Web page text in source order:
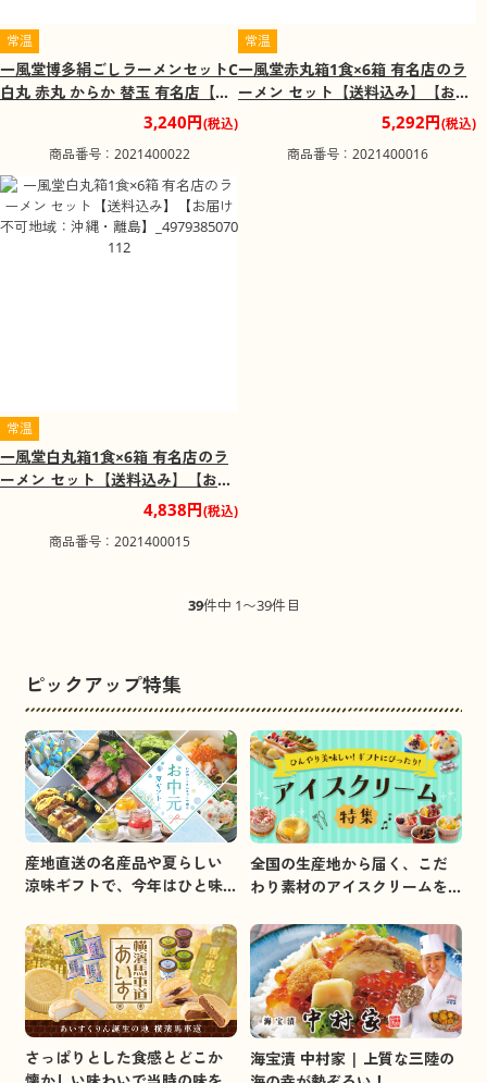
常温
一風堂博多絹ごしラーメンセットC
白丸 赤丸 からか 替玉 有名店【送
料込み】【お届け不可地域：沖
縄・離島】_4979385069901
3,240円(税込)
商品番号：2021400022
常温
一風堂赤丸箱1食×6箱 有名店のラ
ーメン セット【送料込み】【お届
け不可地域：沖縄・離島】_49793
5,292円(税込)
商品番号：2021400016
常温
一風堂白丸箱1食×6箱 有名店のラ
ーメン セット【送料込み】【お届
け不可地域：沖縄・離島】_49793
4,838円(税込)
商品番号：2021400015
39件中 1〜39件目
ピックアップ特集
産地直送の名産品や夏らしい
涼味ギフトで、今年はひと味
全国の生産地から届く、こだ
わり素材のアイスクリームを
さっぱりとした食感とどこか
海宝漬 中村家 | 上質な三陸の